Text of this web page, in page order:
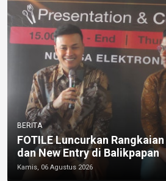
BERITA
FOTILE Luncurkan
dan New Entry di Balikpapan
Kamis, 06 Agustus 2026